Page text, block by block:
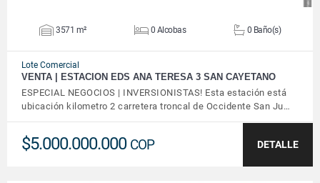
3571 m² 0 Alcobas 0 Baño(s)
Lote Comercial
VENTA | ESTACION EDS ANA TERESA 3 SAN CAYETANO
ESPECIAL NEGOCIOS | INVERSIONISTAS! Esta estación está
ubicación kilometro 2 carretera troncal de Occidente San Ju…
$5.000.000.000 COP DETALLE